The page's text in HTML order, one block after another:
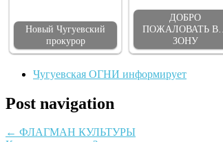
Новый Чугуевский
прокурор
ДОБРО
ПОЖАЛОВАТЬ В…
ЗОНУ
Чугуевская ОГНИ информирует
Post navigation
← ФЛАГМАН КУЛЬТУРЫ